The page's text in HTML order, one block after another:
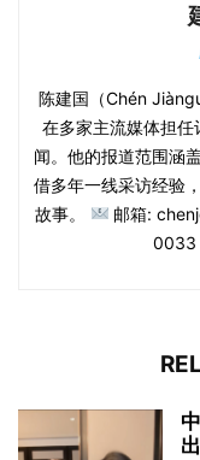
陈建国（Chén
在多家主流媒体担
闻。他的报道范围涵
借多年一线采访经验
故事。
邮箱:
0033